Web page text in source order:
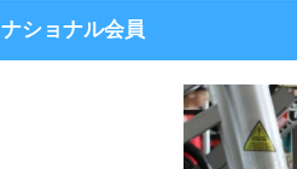
ナショナル会員